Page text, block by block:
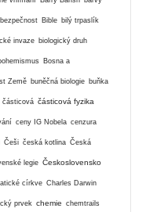
bezpečnost Bible bilý trpaslík
invaze biologický druh
Bosna a
Země buněčná biologie buňka
částicová částicová fyzika
ceny IG Nobela cenzura
Češi česká kotlina Česká
legie Československo
církve Charles Darwin
prvek chemie chemtrails